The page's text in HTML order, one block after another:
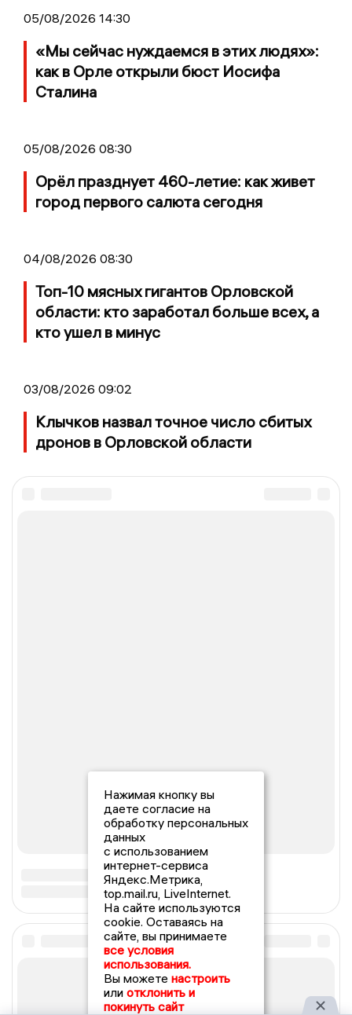
05/08/2026 14:30
«Мы сейчас нуждаемся в этих людях»:
как в Орле открыли бюст Иосифа
Сталина
05/08/2026 08:30
Орёл празднует 460-летие: как живет
город первого салюта сегодня
04/08/2026 08:30
Топ-10 мясных гигантов Орловской
области: кто заработал больше всех, а
кто ушел в минус
03/08/2026 09:02
Клычков назвал точное число сбитых
дронов в Орловской области
Нажимая кнопку вы
даете согласие на
обработку персональных
данных
с использованием
интернет-сервиса
Яндекс.Метрика,
top.mail.ru, LiveInternet.
На сайте используются
cookie. Оставаясь на
сайте, вы принимаете
все условия
использования.
Вы можете настроить
или отклонить и
покинуть сайт